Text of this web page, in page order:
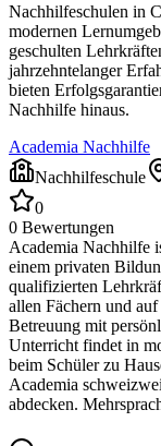
Nachhilfeschulen in
modernen
geschulten
jahrzehntelanger
bieten
Nachhilfe hinaus.
Academia Nachhilfe
Nachhilfeschule
0
0 Bewertungen
Academia Nachhilfe
einem privaten
qualifizierten
allen Fächern und
Betreuung mit
Unterricht findet in
beim Schüler zu
Academia
abdecken.